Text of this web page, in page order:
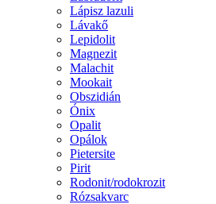
Lápisz lazuli
Lávakő
Lepidolit
Magnezit
Malachit
Mookait
Obszidián
Ónix
Opalit
Opálok
Pietersite
Pirit
Rodonit/rodokrozit
Rózsakvarc